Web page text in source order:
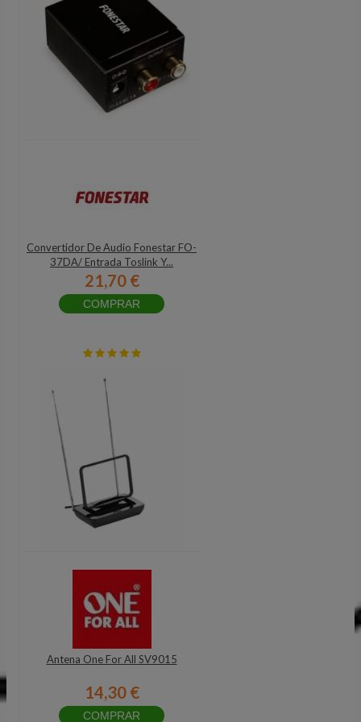
Convertidor De Audio Fonestar FO-
37DA/ Entrada Toslink Y...
21,70 €
COMPRAR
Antena One For All SV9015
14,30 €
COMPRAR